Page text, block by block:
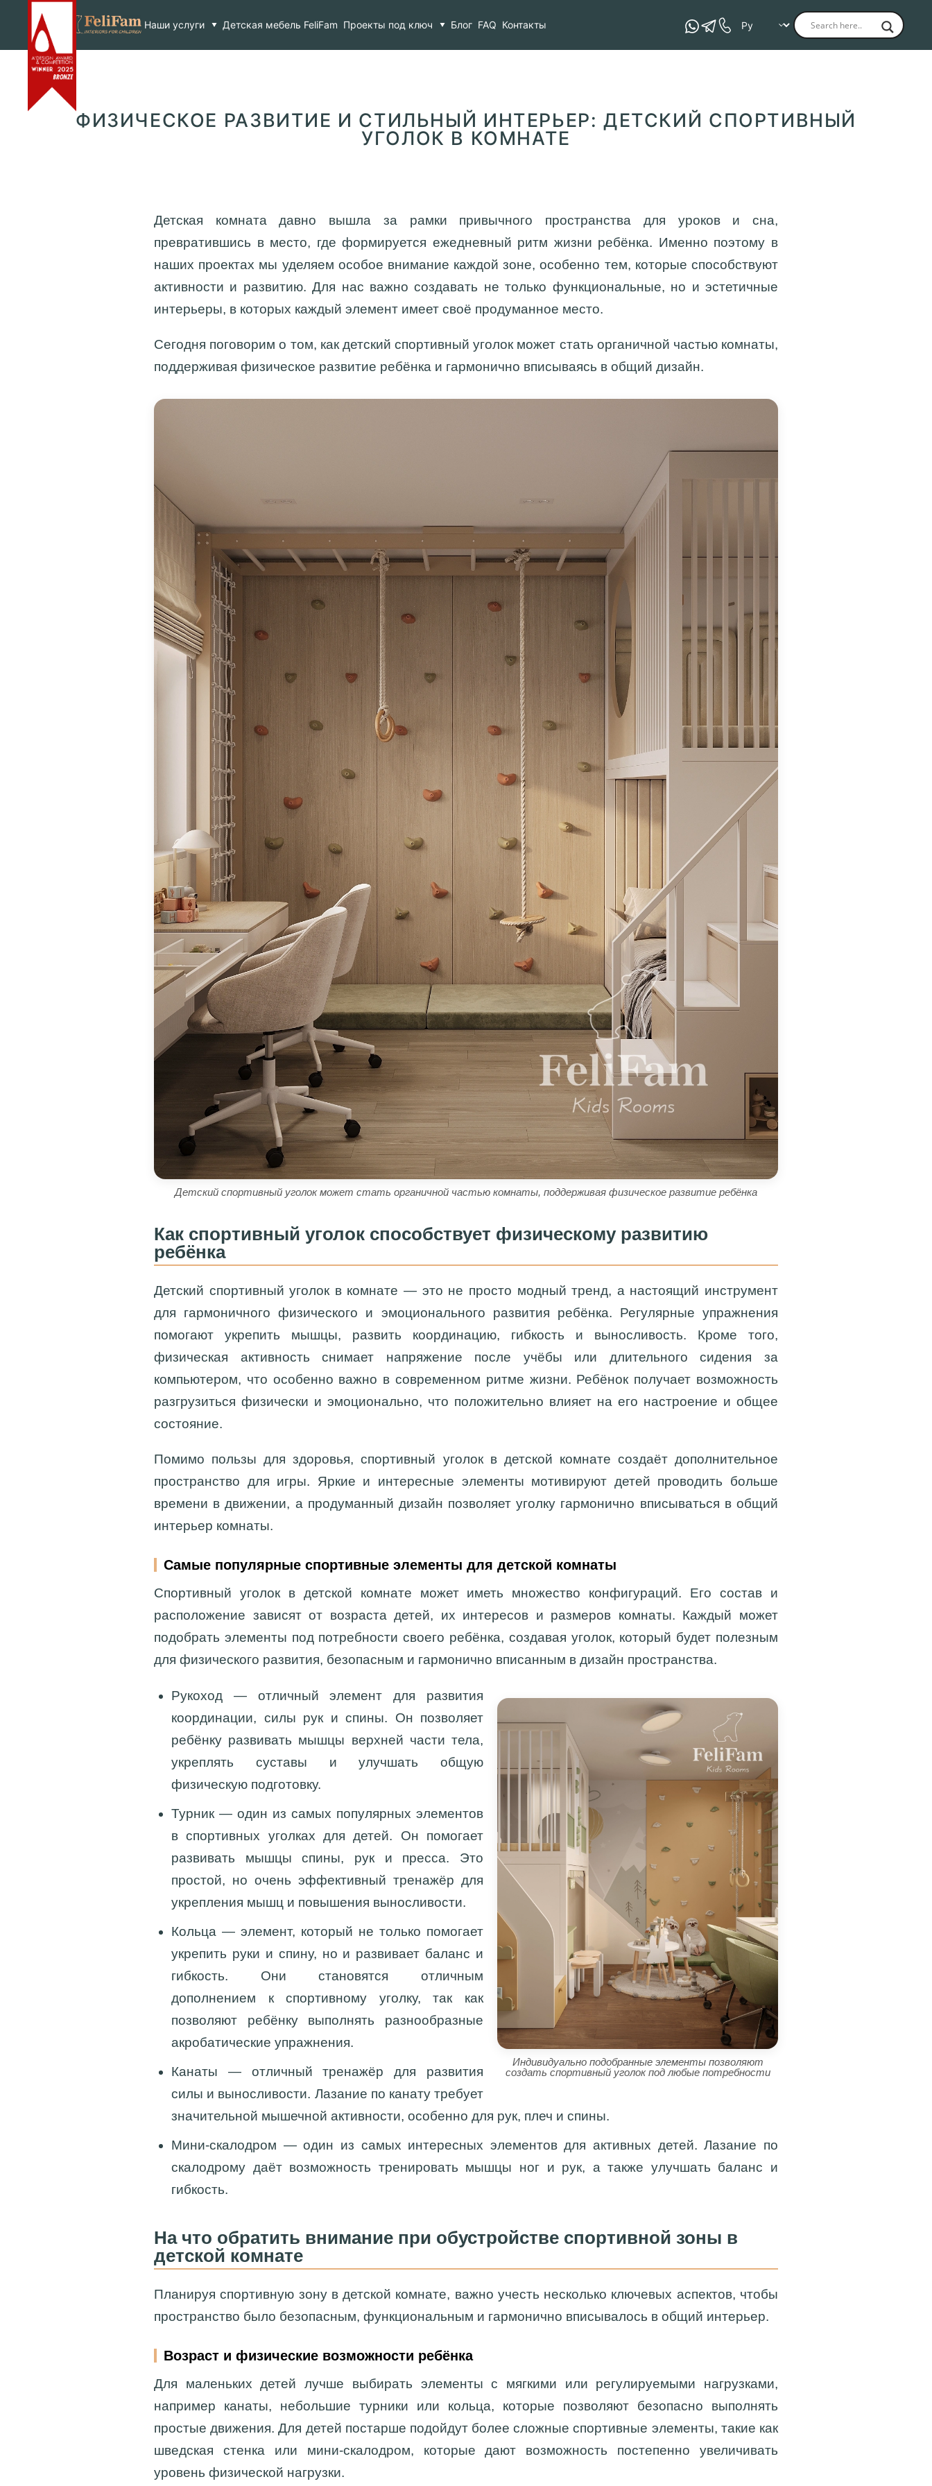
content
Наши услуги Детская мебель FeliFam Проекты под ключ Блог FAQ Контакты
Главная >Блог>
ФИЗИЧЕСКОЕ РАЗВИТИЕ И СТИЛЬНЫЙ ИНТЕРЬЕР: ДЕТСКИЙ СПОРТИВНЫЙ
УГОЛОК В КОМНАТЕ
Детская комната давно вышла за рамки привычного пространства для уроков и сна,
превратившись в место, где формируется ежедневный ритм жизни ребёнка. Именно поэтому в
наших проектах мы уделяем особое внимание каждой зоне, особенно тем, которые способствуют
активности и развитию. Для нас важно создавать не только функциональные, но и эстетичные
интерьеры, в которых каждый элемент имеет своё продуманное место.
Сегодня поговорим о том, как детский спортивный уголок может стать органичной частью комнаты,
поддерживая физическое развитие ребёнка и гармонично вписываясь в общий дизайн.
Детский спортивный уголок может стать органичной частью комнаты, поддерживая физическое развитие ребёнка
Как спортивный уголок способствует физическому развитию
ребёнка
Детский спортивный уголок в комнате — это не просто модный тренд, а настоящий инструмент
для гармоничного физического и эмоционального развития ребёнка. Регулярные упражнения
помогают укрепить мышцы, развить координацию, гибкость и выносливость. Кроме того,
физическая активность снимает напряжение после учёбы или длительного сидения за
компьютером, что особенно важно в современном ритме жизни. Ребёнок получает возможность
разгрузиться физически и эмоционально, что положительно влияет на его настроение и общее
состояние.
Помимо пользы для здоровья, спортивный уголок в детской комнате создаёт дополнительное
пространство для игры. Яркие и интересные элементы мотивируют детей проводить больше
времени в движении, а продуманный дизайн позволяет уголку гармонично вписываться в общий
интерьер комнаты.
Самые популярные спортивные элементы для детской комнаты
Спортивный уголок в детской комнате может иметь множество конфигураций. Его состав и
расположение зависят от возраста детей, их интересов и размеров комнаты. Каждый может
подобрать элементы под потребности своего ребёнка, создавая уголок, который будет полезным
для физического развития, безопасным и гармонично вписанным в дизайн пространства.
Индивидуально подобранные элементы позволяют
создать спортивный уголок под любые потребности
Рукоход — отличный элемент для развития
координации, силы рук и спины. Он позволяет
ребёнку развивать мышцы верхней части тела,
укреплять суставы и улучшать общую
физическую подготовку.
Турник — один из самых популярных элементов
в спортивных уголках для детей. Он помогает
развивать мышцы спины, рук и пресса. Это
простой, но очень эффективный тренажёр для
укрепления мышц и повышения выносливости.
Кольца — элемент, который не только помогает
укрепить руки и спину, но и развивает баланс и
гибкость. Они становятся отличным
дополнением к спортивному уголку, так как
позволяют ребёнку выполнять разнообразные
акробатические упражнения.
Канаты — отличный тренажёр для развития
силы и выносливости. Лазание по канату требует
значительной мышечной активности, особенно для рук, плеч и спины.
Мини-скалодром — один из самых интересных элементов для активных детей. Лазание по
скалодрому даёт возможность тренировать мышцы ног и рук, а также улучшать баланс и
гибкость.
На что обратить внимание при обустройстве спортивной зоны в
детской комнате
Планируя спортивную зону в детской комнате, важно учесть несколько ключевых аспектов, чтобы
пространство было безопасным, функциональным и гармонично вписывалось в общий интерьер.
Возраст и физические возможности ребёнка
Для маленьких детей лучше выбирать элементы с мягкими или регулируемыми нагрузками,
например канаты, небольшие турники или кольца, которые позволяют безопасно выполнять
простые движения. Для детей постарше подойдут более сложные спортивные элементы, такие как
шведская стенка или мини-скалодром, которые дают возможность постепенно увеличивать
уровень физической нагрузки.